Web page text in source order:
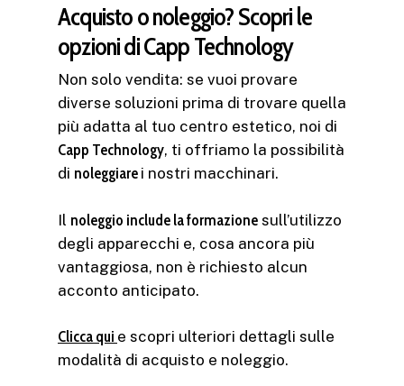
Acquisto o noleggio? Scopri le
opzioni di Capp Technology
Non solo vendita: se vuoi provare
diverse soluzioni prima di trovare quella
più adatta al tuo centro estetico, noi di
Capp Technology, ti offriamo la possibilità
di noleggiare i nostri macchinari.
Il noleggio include la formazione sull’utilizzo
degli apparecchi e, cosa ancora più
vantaggiosa, non è richiesto alcun
acconto anticipato.
Clicca qui e scopri ulteriori dettagli sulle
modalità di acquisto e noleggio.